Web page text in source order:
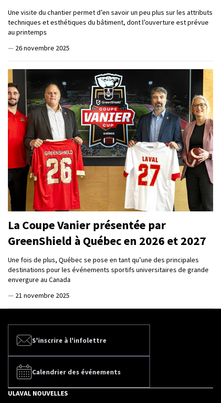
Une visite du chantier permet d’en savoir un peu plus sur les attributs
techniques et esthétiques du bâtiment, dont l’ouverture est prévue
au printemps
— 26 novembre 2025
La Coupe Vanier présentée par
GreenShield à Québec en 2026 et 2027
Une fois de plus, Québec se pose en tant qu’une des principales
destinations pour les événements sportifs universitaires de grande
envergure au Canada
— 21 novembre 2025
S'inscrire à l'infolettre
Calendrier des événements
ULAVAL NOUVELLES